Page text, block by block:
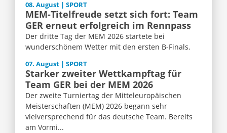
08. August | SPORT
MEM-Titelfreude setzt sich fort: Team
GER erneut erfolgreich im Rennpass
Der dritte Tag der MEM 2026 startete bei
wunderschönem Wetter mit den ersten B-Finals.
07. August | SPORT
Starker zweiter Wettkampftag für
Team GER bei der MEM 2026
Der zweite Turniertag der Mitteleuropäischen
Meisterschaften (MEM) 2026 begann sehr
vielversprechend für das deutsche Team. Bereits
am Vormi...